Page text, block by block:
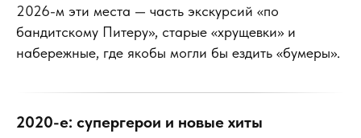
2026-м эти места — часть экскурсий «по
бандитскому Питеру», старые «хрущевки» и
набережные, где якобы могли бы ездить «бумеры».
2020-е: супергерои и новые хиты